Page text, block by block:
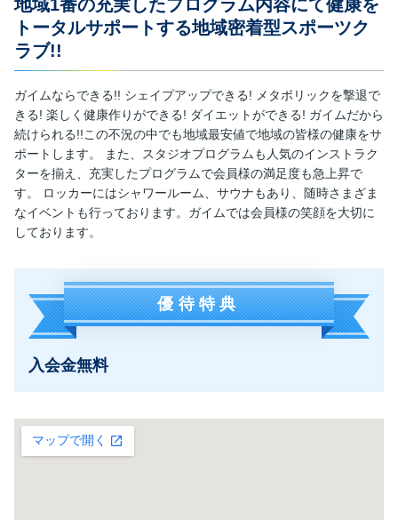
地域1番の充実したプログラム内容にて健康を
トータルサポートする地域密着型スポーツク
ラブ!!
ガイムならできる!! シェイプアップできる! メタボリックを撃退で
きる! 楽しく健康作りができる! ダイエットができる! ガイムだから
続けられる!!この不況の中でも地域最安値で地域の皆様の健康をサ
ポートします。 また、スタジオプログラムも人気のインストラク
ターを揃え、充実したプログラムで会員様の満足度も急上昇で
す。 ロッカーにはシャワールーム、サウナもあり、随時さまざま
なイベントも行っております。ガイムでは会員様の笑顔を大切に
しております。
優待特典
入会金無料